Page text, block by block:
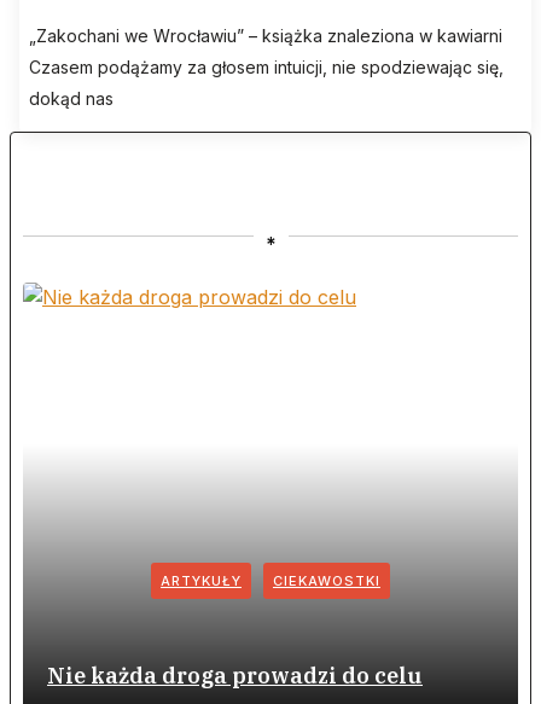
„Zakochani we Wrocławiu” – książka znaleziona w kawiarni
Czasem podążamy za głosem intuicji, nie spodziewając się,
dokąd nas
*
ARTYKUŁY CIEKAWOSTKI
Nie każda droga prowadzi do celu